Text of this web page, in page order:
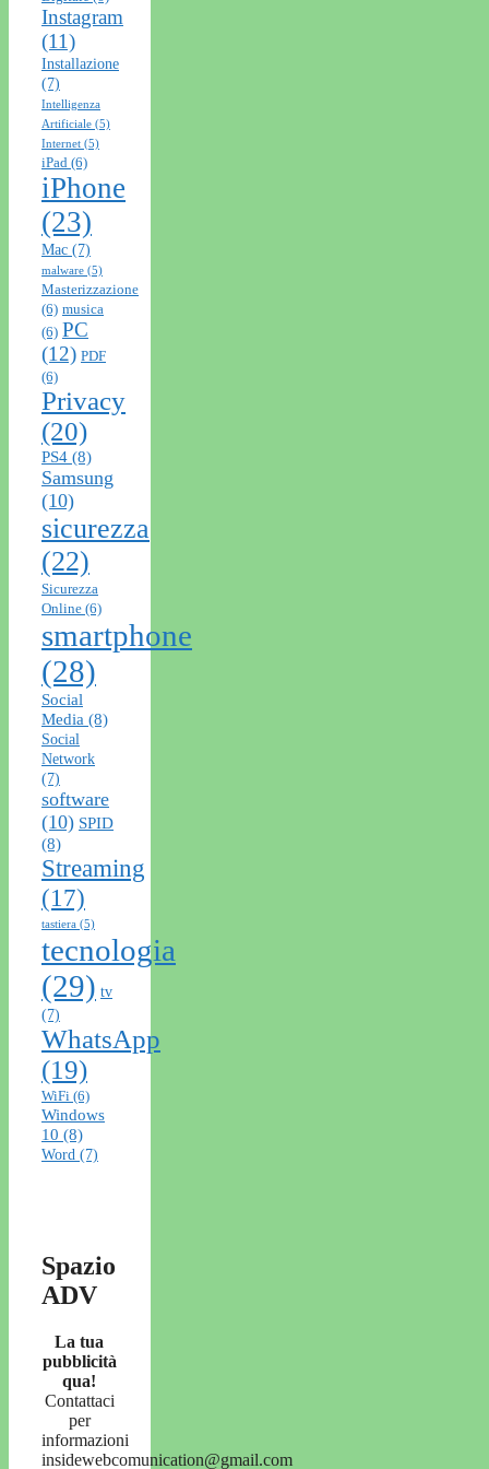
Instagram
(11)
Installazione
(7)
Intelligenza
Artificiale (5)
Internet (5)
iPad (6)
iPhone
(23)
Mac (7)
malware (5)
Masterizzazione
(6) musica
(6) PC
(12) PDF
(6)
Privacy
(20)
PS4 (8)
Samsung
(10)
sicurezza
(22)
Sicurezza
Online (6)
smartphone
(28)
Social
Media (8)
Social
Network
(7)
software
(10) SPID
(8)
Streaming
(17)
tastiera (5)
tecnologia
(29) tv
(7)
WhatsApp
(19)
WiFi (6)
Windows
10 (8)
Word (7)
Spazio
ADV
La tua
pubblicità
qua!
Contattaci
per
informazioni
insidewebcomunication@gmail.com